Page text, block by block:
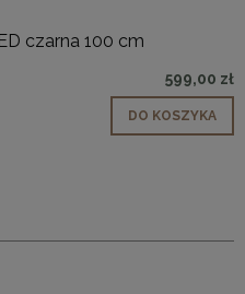
czarna 100 cm
599,00 zł
DO KOSZYKA